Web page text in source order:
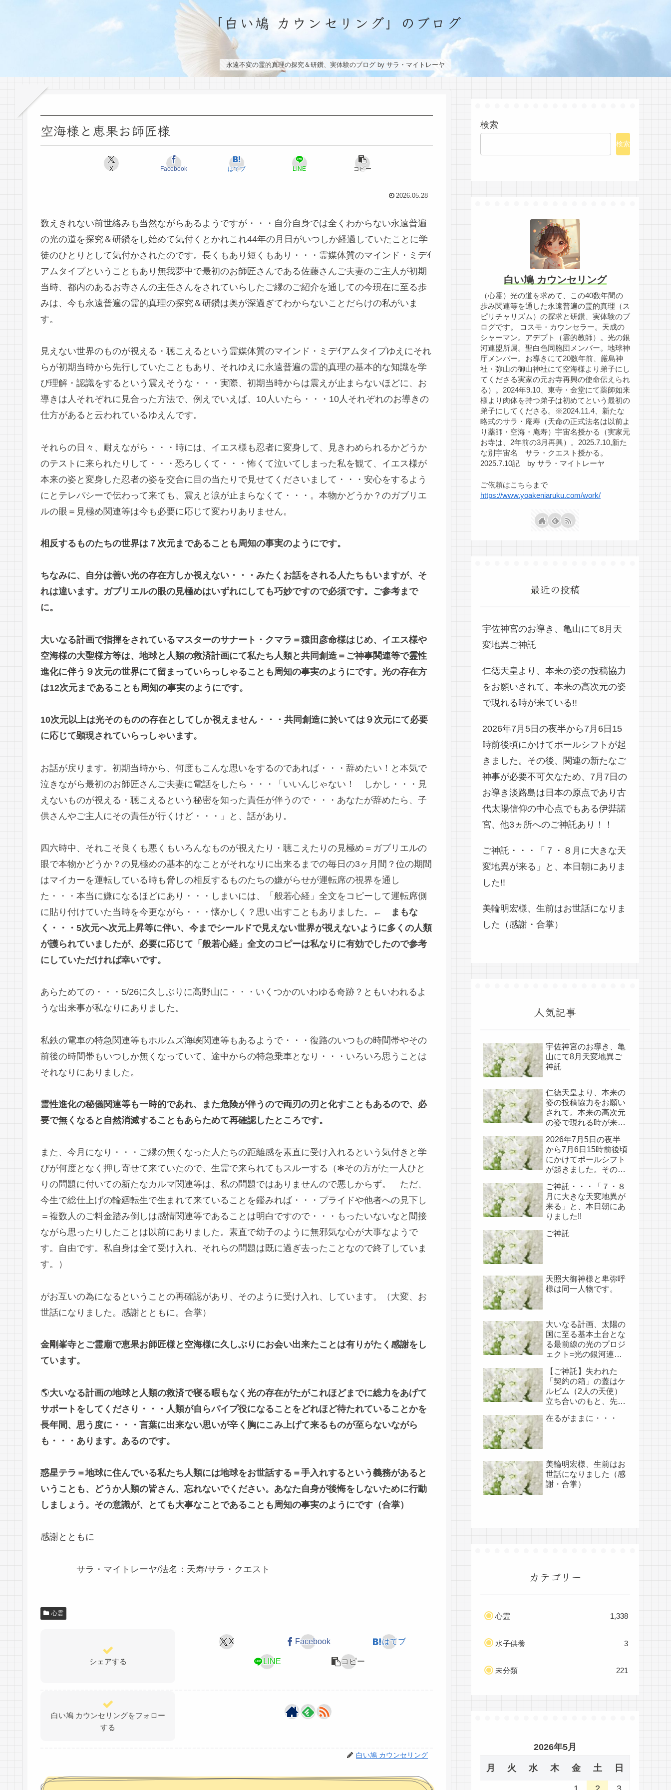
「白い鳩 カウンセリング」のブログ
永遠不変の霊的真理の探究＆研鑽、実体験のブログ by サラ・マイトレーヤ
空海様と恵果お師匠様
X Facebook はてブ LINE コピー
2026.05.28
数えきれない前世絡みも当然ながらあるようですが・・・自分自身では全くわからない永遠普遍
の光の道を探究＆研鑽をし始めて気付くとかれこれ44年の月日がいつしか経過していたことに学
徒のひとりとして気付かされたのです。長くもあり短くもあり・・・霊媒体質のマインド・ミデｲ
アムタイプということもあり無我夢中で最初のお師匠さんである佐藤さんご夫妻のご主人が初期
当時、都内のあるお寺さんの主任さんをされていらしたご縁のご紹介を通しての今現在に至る歩
みは、今も永遠普遍の霊的真理の探究＆研鑽は奥が深過ぎてわからないことだらけの私がいま
す。
見えない世界のものが視える・聴こえるという霊媒体質のマインド・ミデｲアムタイプゆえにそれ
らが初期当時から先行していたこともあり、それゆえに永遠普遍の霊的真理の基本的な知識を学
び理解・認識をするという震えそうな・・・実際、初期当時からは震えが止まらないほどに、お
導きは人それぞれに見合った方法で、例えでいえば、10人いたら・・・10人それぞれのお導きの
仕方があると云われているゆえんです。
それらの日々、耐えながら・・・時には、イエス様も忍者に変身して、見きわめられるかどうか
のテストに来られたりして・・・恐ろしくて・・・怖くて泣いてしまった私を観て、イエス様が
本来の姿と変身した忍者の姿を交合に目の当たりで見せてくださいまして・・・安心をするよう
にとテレパシーで伝わって来ても、震えと涙が止まらなくて・・・。本物かどうか？のガブリエ
ルの眼＝見極め関連等は今も必要に応じて変わりありません。
相反するものたちの世界は７次元まであることも周知の事実のようにです。
ちなみに、自分は善い光の存在方しか視えない・・・みたくお話をされる人たちもいますが、そ
れは違います。ガブリエルの眼の見極めはいずれにしても巧妙ですので必須です。ご参考まで
に。
大いなる計画で指揮をされているマスターのサナート・クマラ＝猿田彦命様はじめ、イエス様や
空海様の大聖様方等は、地球と人類の救済計画にて私たち人類と共同創造＝ご神事関連等で霊性
進化に伴う９次元の世界にて留まっていらっしゃることも周知の事実のようにです。光の存在方
は12次元まであることも周知の事実のようにです。
10次元以上は光そのものの存在としてしか視えません・・・共同創造に於いては９次元にて必要
に応じて顕現されていらっしゃいます。
お話が戻ります。初期当時から、何度もこんな思いをするのであれば・・・辞めたい！と本気で
泣きながら最初のお師匠さんご夫妻に電話をしたら・・・「いいんじゃない！ しかし・・・見
えないものが視える・聴こえるという秘密を知った責任が伴うので・・・あなたが辞めたら、子
供さんやご主人にその責任が行くけど・・・」と、話があり。
四六時中、それこそ良くも悪くもいろんなものが視えたり・聴こえたりの見極め＝ガブリエルの
眼で本物かどうか？の見極めの基本的なことがそれなりに出来るまでの毎日の3ヶ月間？位の期間
はマイカーを運転している時も脅しの相反するものたちの嫌がらせが運転席の視界を通し
た・・・本当に嫌になるほどにあり・・・しまいには、「般若心経」全文をコピーして運転席側
に貼り付けていた当時を今更ながら・・・懐かしく？思い出すこともありました。←
まもな
く・・・5次元へ次元上昇等に伴い、今までシールドで見えない世界が視えないように多くの人類
が護られていましたが、必要に応じて「般若心経」全文のコピーは私なりに有効でしたので参考
にしていただければ幸いです。
あらためての・・・5/26に久しぶりに高野山に・・・いくつかのいわゆる奇跡？ともいわれるよ
うな出来事が私なりにありました。
私鉄の電車の特急関連等もホルムズ海峡関連等もあるようで・・・復路のいつもの時間帯やその
前後の時間帯もいつしか無くなっていて、途中からの特急乗車となり・・・いろいろ思うことは
それなりにありました。
霊性進化の秘儀関連等も一時的であれ、また危険が伴うので両刃の刃と化すこともあるので、必
要で無くなると自然消滅することもあらためて再確認したところです。
また、今月になり・・・ご縁の無くなった人たちの距離感を素直に受け入れるという気付きと学
びが何度となく押し寄せて来ていたので、生霊で来られてもスルーする（✻その方がた一人ひと
りの問題に付いての新たなカルマ関連等は、私の問題ではありませんので悪しからず。 ただ、
今生で総仕上げの輪廻転生で生まれて来ていることを鑑みれば・・・プライドや他者への見下し
＝複数人のご料金踏み倒しは感情関連等であることは明白ですので・・・もったいないなと間接
ながら思ったりしたことは以前にありました。素直で幼子のように無邪気な心が大事なようで
す。自由です。私自身は全て受け入れ、それらの問題は既に過ぎ去ったことなので終了していま
す。）
がお互いの為になるということの再確認があり、そのように受け入れ、しています。（大変、お
世話になりました。感謝とともに。合掌）
金剛峯寺とご霊廟で恵果お師匠様と空海様に久しぶりにお会い出来たことは有りがたく感謝をし
ています。
🌎大いなる計画の地球と人類の救済で寝る暇もなく光の存在がたがこれほどまでに総力をあげて
サポートをしてくださり・・・人類が自らパイプ役になることをどれほど待たれていることかを
長年間、思う度に・・・言葉に出来ない思いが辛く胸にこみ上げて来るものが至らないながら
も・・・あります。あるのです。
惑星テラ＝地球に住んでいる私たち人類には地球をお世話する＝手入れするという義務があると
いうことも、どうか人類の皆さん、忘れないでください。あなた自身が後悔をしないために行動
しましょう。その意識が、とても大事なことであることも周知の事実のようにです（合掌）
感謝とともに
サラ・マイトレーヤ/法名：天寿/サラ・クエスト
心霊
シェアする
X Facebook はてブ
LINE コピー
白い鳩 カウンセリングをフォロー
する
白い鳩 カウンセリング
検索
検索
白い鳩 カウンセリング
（心霊）光の道を求めて、この40数年間の
歩み関連等を通した永遠普遍の霊的真理（ス
ピリチャリズム）の探求と研鑽、実体験のブ
ログです。 コスモ・カウンセラー。天成の
シャーマン。アデプト（霊的教師）。光の銀
河連盟所属。聖白色同胞団メンバー。地球神
庁メンバー。お導きにて20数年前、厳島神
社・弥山の御山神社にて空海様より弟子にし
てくださる実家の元お寺再興の使命伝えられ
る）。2024年9.10、東寺・金堂にて薬師如来
様より肉体を持つ弟子は初めてという最初の
弟子にしてくださる。※2024.11.4、新たな
略式のサラ・庵寿（天命の正式法名は以前よ
り薬師・空海・庵寿）宇宙名授かる（実家元
お寺は、2年前の3月再興）。2025.7.10,新た
な別宇宙名 サラ・クエスト授かる。
2025.7.10記 by サラ・マイトレーヤ
ご依頼はこちらまで
https://www.yoakeniaruku.com/work/
最近の投稿
宇佐神宮のお導き、亀山にて8月天
変地異ご神託
仁徳天皇より、本来の姿の投稿協力
をお願いされて。本来の高次元の姿
で現れる時が来ている!!
2026年7月5日の夜半から7月6日15
時前後頃にかけてポールシフトが起
きました。その後、関連の新たなご
神事が必要不可欠なため、7月7日の
お導き淡路島は日本の原点であり古
代太陽信仰の中心点でもある伊弉諾
宮、他3ヵ所へのご神託あり！！
ご神託・・・「７・８月に大きな天
変地異が来る」と、本日朝にありま
した!!
美輪明宏様、生前はお世話になりま
した（感謝・合掌）
人気記事
宇佐神宮のお導き、亀
山にて8月天変地異ご
神託
仁徳天皇より、本来の
姿の投稿協力をお願い
されて。本来の高次元
の姿で現れる時が来て
2026年7月5日の夜半
から7月6日15時前後頃
にかけてポールシフト
が起きました。その
事が必要不可欠なた
め、7月7日のお導き淡
路島は日本の原点であ
り古代太陽信仰の中心
点でもある伊弉諾宮、
他3ヵ所へのご神託あ
ご神託・・・「７・８
月に大きな天変地異が
来る」と、本日朝にあ
りました!!
ご神託
天照大御神様と卑弥呼
様は同一人物です。
大いなる計画、太陽の
国に至る基本土台とな
る最前線の光のプロジ
ェクト=光の銀河連盟
ち、宇宙規模での壮大
な連携を経ての夏至前
日までに完遂!!(6/26・
28追記あり）
【ご神託】失われた
「契約の箱」の蓋はケ
ルビム（2人の天使）
立ち合いのもと、先月
あらためて補足）
在るがままに・・・
美輪明宏様、生前はお
世話になりました（感
謝・合掌）
カテゴリー
心霊 1,338
水子供養 3
未分類 221
2026年5月
月 火 水 木 金 土 日